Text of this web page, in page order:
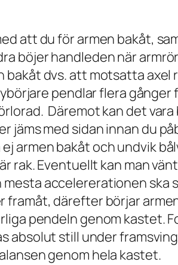
att du för armen bakåt,
böjer handleden när
bakåt dvs. att motsatta
pendlar flera
Däremot kan det
jäms med sidan innan du
armen bakåt och undvik
rak. Eventuellt kan man
mesta accelererationen ska
därefter börjar
pendeln genom kastet.
absolut still under
genom hela kastet.